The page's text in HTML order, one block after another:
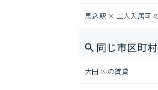
馬込駅 × 二人入居可
同じ市区町
大田区 の賃貸